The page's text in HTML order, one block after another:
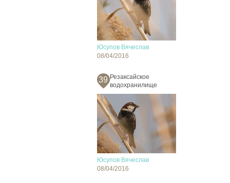
Юсупов Вячеслав
08/04/2016
39 Резаксайское
водохранилище
Юсупов Вячеслав
08/04/2016